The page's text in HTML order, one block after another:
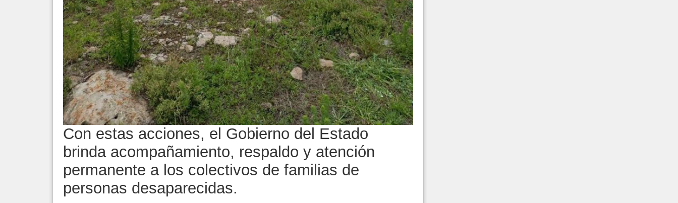
Con estas acciones, el Gobierno del Estado
brinda acompañamiento, respaldo y atención
permanente a los colectivos de familias de
personas desaparecidas.